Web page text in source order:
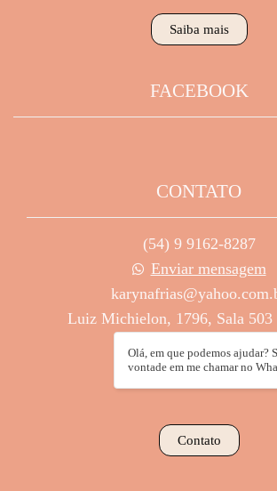
Saiba mais
FACEBOOK
CONTATO
(54) 9 9162-8287
Enviar mensagem
Luiz Michielon, 1796, Sala 503
Contato
Olá, em que podemos ajudar?
vontade em me chamar no